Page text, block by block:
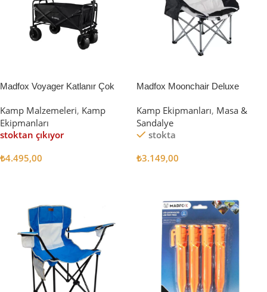
Madfox Voyager Katlanır Çok
[Vagon] BLACK
Kamp Malzemeleri, Kamp
Ekipmanları
stoktan çıkıyor
₺4.495,00
Madfox Moonchair Deluxe
Siyah/Gri
Kamp Ekipmanları, Masa &
Sandalye
stokta
₺3.149,00